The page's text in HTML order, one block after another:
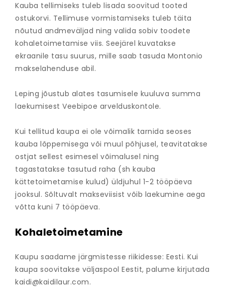
Kauba tellimiseks tuleb lisada soovitud tooted
ostukorvi. Tellimuse vormistamiseks tuleb täita
nõutud andmeväljad ning valida sobiv toodete
kohaletoimetamise viis. Seejärel kuvatakse
ekraanile tasu suurus, mille saab tasuda Montonio
makselahenduse abil.
Leping jõustub alates tasumisele kuuluva summa
laekumisest Veebipoe arvelduskontole.
Kui tellitud kaupa ei ole võimalik tarnida seoses
kauba lõppemisega või muul põhjusel, teavitatakse
ostjat sellest esimesel võimalusel ning
tagastatakse tasutud raha (sh kauba
kättetoimetamise kulud) üldjuhul 1-2 tööpäeva
jooksul. Sõltuvalt makseviisist võib laekumine aega
võtta kuni 7 tööpäeva.
Kohaletoimetamine
Kaupu saadame järgmistesse riikidesse: Eesti. Kui
kaupa soovitakse väljaspool Eestit, palume kirjutada
kaidi@kaidilaur.com.